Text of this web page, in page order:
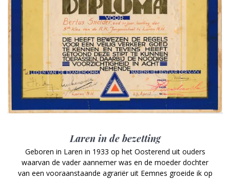
Laren in de bezetting
Geboren in Laren in 1933 op het Oosterend uit ouders
waarvan de vader aannemer was en de moeder dochter
van een vooraanstaande agrariër uit Eemnes groeide ik op